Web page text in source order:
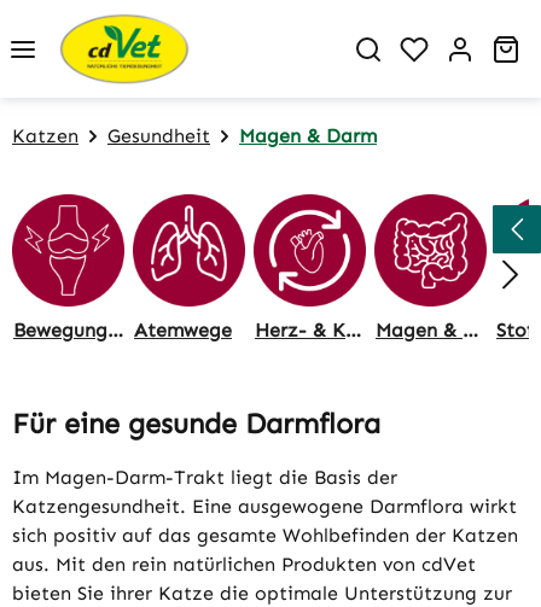
Zum Hauptinhalt springen
Du hast 0
Katzen Gesundheit Magen & Darm
Bewegungsapparat Atemwege Herz- & Kreislauf Magen & Darm
Für eine gesunde Darmflora
Im Magen-Darm-Trakt liegt die Basis der
Katzengesundheit. Eine ausgewogene Darmflora wirkt
sich positiv auf das gesamte Wohlbefinden der Katzen
aus. Mit den rein natürlichen Produkten von cdVet
bieten Sie ihrer Katze die optimale Unterstützung zur